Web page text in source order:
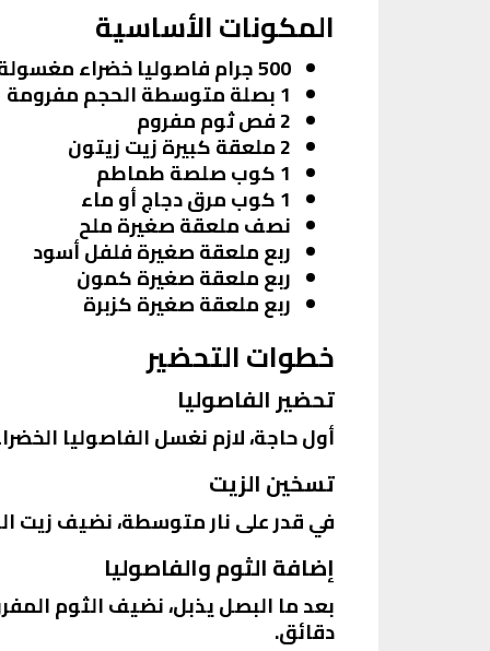
المكونات الأساسية
500 جرام فاصوليا خضراء مغسولة ومقطعة
1 بصلة متوسطة الحجم مفرومة
2 فص ثوم مفروم
2 ملعقة كبيرة زيت زيتون
1 كوب صلصة طماطم
1 كوب مرق دجاج أو ماء
نصف ملعقة صغيرة ملح
ربع ملعقة صغيرة فلفل أسود
ربع ملعقة صغيرة كمون
ربع ملعقة صغيرة كزبرة
خطوات التحضير
تحضير الفاصوليا
أول حاجة، لازم نغسل الفاصوليا
تسخين الزيت
في قدر على نار متوسطة، نضيف زيت
إضافة الثوم والفاصوليا
دقائق.